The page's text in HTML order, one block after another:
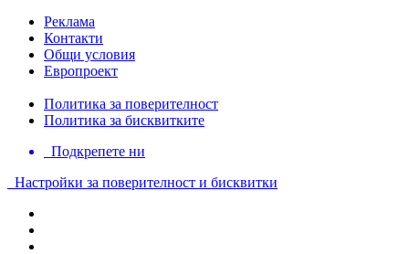
Реклама
Контакти
Общи условия
Европроект
Политика за поверителност
Политика за бисквитките
Подкрепете ни
Настройки за поверителност и бисквитки